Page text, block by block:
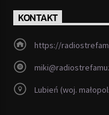
KONTAKT
https://
Lubień (woj.